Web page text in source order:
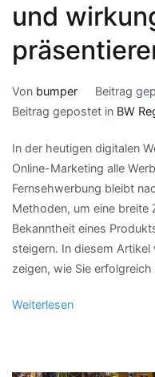
und
Von bumper Beitrag
Beitrag gepostet in BW
In der heutigen digitalen
Online-Marketing alle
Fernsehwerbung bleibt
Methoden, um eine breite
Bekanntheit eines
steigern. In diesem
zeigen, wie Sie
Weiterlesen